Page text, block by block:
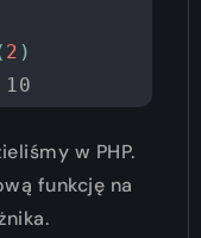
2 )
w PHP.
funkcję na